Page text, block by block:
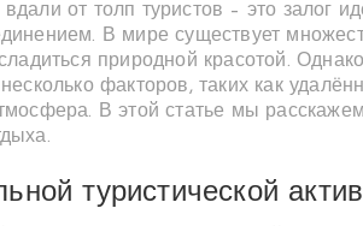
от толп туристов – это залог
В мире существует
природной красотой.
факторов, таких как
В этой статье мы
туристической